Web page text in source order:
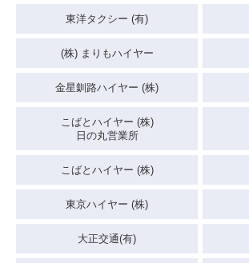
東洋タクシー (有)
(株) まりもハイヤー
金星釧路ハイヤー (株)
こばとハイヤー (株)
日の丸営業所
こばとハイヤー (株)
東京ハイヤー (株)
大正交通(有)